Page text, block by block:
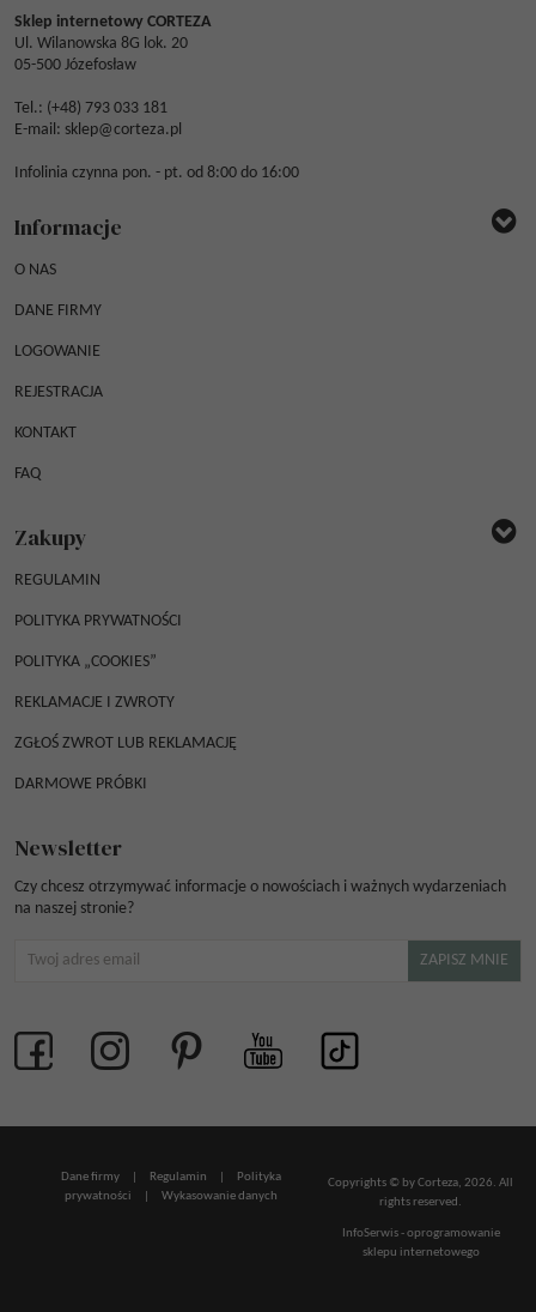
Sklep internetowy CORTEZA
Ul. Wilanowska 8G lok. 20
05-500 Józefosław
Tel.: (+48) 793 033 181
E-mail: sklep@corteza.pl
Infolinia czynna pon. - pt. od 8:00 do 16:00
Informacje
O NAS
DANE FIRMY
LOGOWANIE
REJESTRACJA
KONTAKT
FAQ
Zakupy
REGULAMIN
POLITYKA PRYWATNOŚCI
POLITYKA „COOKIES”
REKLAMACJE I ZWROTY
ZGŁOŚ ZWROT LUB REKLAMACJĘ
DARMOWE PRÓBKI
Newsletter
Czy chcesz otrzymywać informacje o nowościach i ważnych wydarzeniach
na naszej stronie?
Copyrights © by Corteza, 2026. All
rights reserved.
InfoSerwis-oprogramowanie
sklepu internetowego
Dane firmy Regulamin
Polityka
prywatności
Wykasowanie danych